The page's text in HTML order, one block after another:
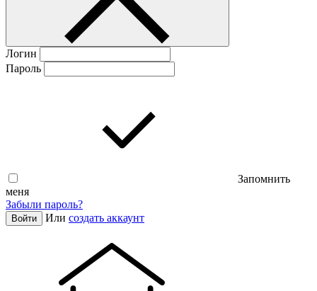
Логин
Пароль
Запомнить
меня
Забыли пароль?
Войти Или создать аккаунт